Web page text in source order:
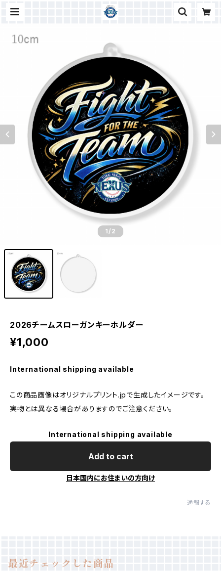
1/2
2026チームスローガンキーホルダー
¥1,000
International shipping available
この商品画像はオリジナルプリント.jpで生成したイメージです。
実物とは異なる場合がありますのでご注意ください。
International shipping available
Add to cart
日本国内にお住まいの方向け
通報する
最近チェックした商品